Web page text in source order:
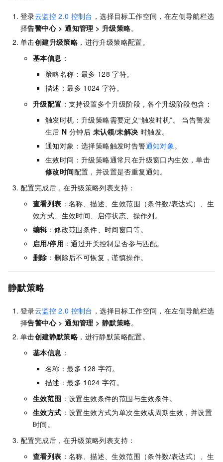
登录云监控 2.0 控制台 ，选择目标工作空间，在左侧导航栏选
择告警中心>通知管理 >升级策略。
单击创建升级策略 ，进行升级策略配置。
基本信息 ：
策略名称：最多 128 字符。
描述：最多 1024 字符。
升级配置 ：支持设置多个升级阶段，各个升级阶段包含：
触发时机：升级策略需要定义“触发时机”。 当告警发
生后 N 分钟后 未认领/未解决 时触发。
通知对象：选择策略触发时告警通知对象。
生效时间：升级策略通常只在升级窗口内生效，单击
修改时间配置，并设置是否重复通知。
配置完成后，在升级策略列表支持：
查看列表 ：名称、描述、生效范围（条件数/表达式）、生
效方式、生效时间、启停状态、操作列。
编辑 ：修改范围条件、时间窗口等。
启用/停用 ：通过开关控制是否参与匹配。
删除 ：删除后不可恢复，谨慎操作。
静默策略
登录云监控 2.0 控制台 ，选择目标工作空间，在左侧导航栏选
择告警中心>通知管理 >静默策略。
单击创建静默策略 ，进行静默策略配置。
基本信息 ：
名称：最多 128 字符。
描述：最多 1024 字符。
生效范围 ：设置生效条件的范围与生效条件。
生效方式 ：设置生效方式为单次生效或周期生效，并设置
时间。
配置完成后，在升级策略列表支持：
查看列表 ：名称、描述、生效范围（条件数/表达式）、生